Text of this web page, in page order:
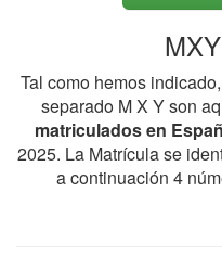
Tal como hemos
separado M X Y son
matriculados en
2025. La Matrícula se
a continuación 4